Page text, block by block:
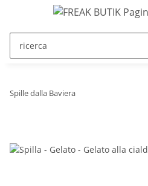
Spille dalla Baviera